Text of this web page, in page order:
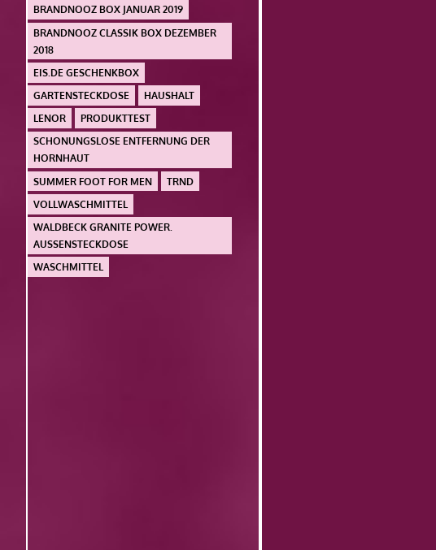
BRANDNOOZ BOX JANUAR 2019
BRANDNOOZ CLASSIK BOX DEZEMBER
2018
EIS.DE GESCHENKBOX
GARTENSTECKDOSE
HAUSHALT
LENOR
PRODUKTTEST
SCHONUNGSLOSE ENTFERNUNG DER
HORNHAUT
SUMMER FOOT FOR MEN
TRND
VOLLWASCHMITTEL
WALDBECK GRANITE POWER.
AUSSENSTECKDOSE
WASCHMITTEL